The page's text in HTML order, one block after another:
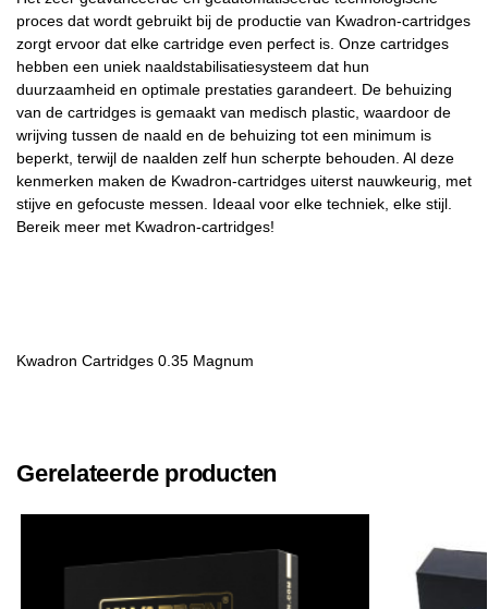
proces dat wordt gebruikt bij de productie van Kwadron-cartridges
zorgt ervoor dat elke cartridge even perfect is. Onze cartridges
hebben een uniek naaldstabilisatiesysteem dat hun
duurzaamheid en optimale prestaties garandeert. De behuizing
van de cartridges is gemaakt van medisch plastic, waardoor de
wrijving tussen de naald en de behuizing tot een minimum is
beperkt, terwijl de naalden zelf hun scherpte behouden. Al deze
kenmerken maken de Kwadron-cartridges uiterst nauwkeurig, met
stijve en gefocuste messen. Ideaal voor elke techniek, elke stijl.
Bereik meer met Kwadron-cartridges!
Kwadron Cartridges 0.35 Magnum
Gerelateerde producten